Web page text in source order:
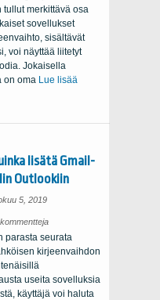
for
Windows
2019
tullut merkittävä osa
sovellukset
sisältävät
voi näyttää liitetyt
Jokaisella
on oma Lue lisää
lisätä Gmail-
Outlookiin
5, 2019
on
to
a
to
Outlook
parasta seurata
kirjeenvaihdon
useita sovelluksia
käyttäjä voi haluta